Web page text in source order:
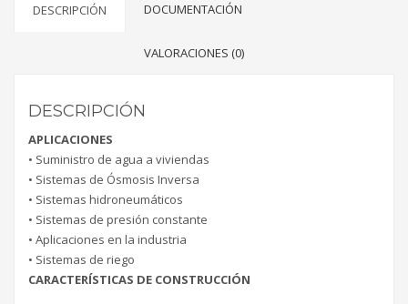
DESCRIPCIÓN DOCUMENTACIÓN
VALORACIONES (0)
DESCRIPCIÓN
APLICACIONES
• Suministro de agua a viviendas
• Sistemas de Ósmosis Inversa
• Sistemas hidroneumáticos
• Sistemas de presión constante
• Aplicaciones en la industria
• Sistemas de riego
CARACTERÍSTICAS DE CONSTRUCCIÓN